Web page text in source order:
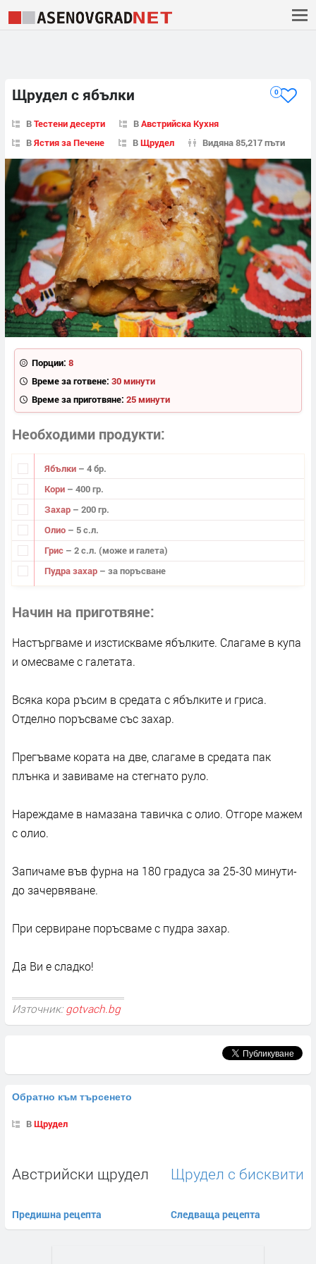
Щрудел с ябълки 0
ВТестени десерти ВАвстрийска Кухня
ВЯстия за Печене ВЩрудел Видяна 85,217 пъти
Порции: 8
Време за готвене: 30 минути
Време за приготвяне: 25 минути
Необходими продукти
Ябълки – 4 бр.
Кори – 400 гр.
Захар – 200 гр.
Олио – 5 с.л.
Грис – 2 с.л. (може и галета)
Пудра захар – за поръсване
Начин на приготвяне
Настъргваме и изстискваме ябълките. Слагаме в купа
и омесваме с галетата.
Всяка кора ръсим в средата с ябълките и гриса.
Отделно поръсваме със захар.
Прегъваме кората на две, слагаме в средата пак
плънка и завиваме на стегнато руло.
Нареждаме в намазана тавичка с олио. Отгоре мажем
с олио.
Запичаме във фурна на 180 градуса за 25-30 минути-
до зачервяване.
При сервиране поръсваме с пудра захар.
Да Ви е сладко!
Източник: gotvach.bg
Обратно към търсенето
ВЩрудел
Австрийски щрудел
Предишна рецепта
Щрудел с бисквити
Следваща рецепта